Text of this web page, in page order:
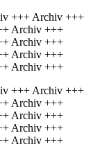
+++ Archiv +++
Archiv +++
Archiv +++
Archiv +++
Archiv +++
+++ Archiv +++
Archiv +++
Archiv +++
Archiv +++
Archiv +++